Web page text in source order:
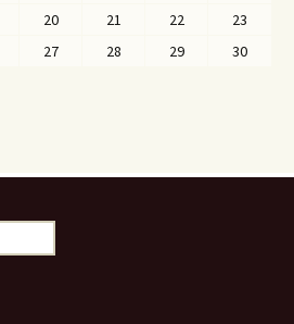
20 21 22
23
27 28 29
30